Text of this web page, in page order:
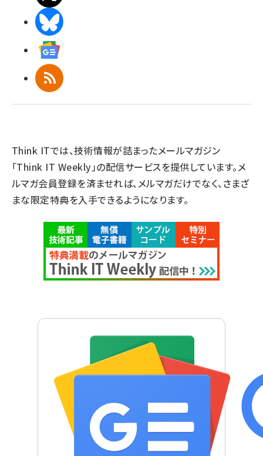
RSS
Think ITでは、技術情報が詰まったメールマガジン
「Think IT Weekly」の配信サービスを提供しています。メ
ルマガ会員登録を済ませれば、メルマガだけでなく、さまざ
まな限定特典を入手できるようになります。